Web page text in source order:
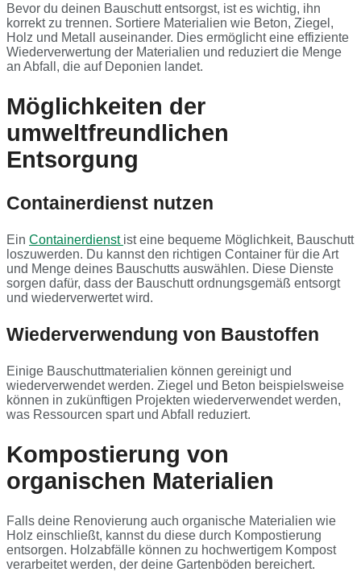
Bevor du deinen Bauschutt entsorgst, ist es wichtig, ihn
korrekt zu trennen. Sortiere Materialien wie Beton, Ziegel,
Holz und Metall auseinander. Dies ermöglicht eine effiziente
Wiederverwertung der Materialien und reduziert die Menge
an Abfall, die auf Deponien landet.
Möglichkeiten der
umweltfreundlichen
Entsorgung
Containerdienst nutzen
Ein Containerdienst ist eine bequeme Möglichkeit, Bauschutt
loszuwerden. Du kannst den richtigen Container für die Art
und Menge deines Bauschutts auswählen. Diese Dienste
sorgen dafür, dass der Bauschutt ordnungsgemäß entsorgt
und wiederverwertet wird.
Wiederverwendung von Baustoffen
Einige Bauschuttmaterialien können gereinigt und
wiederverwendet werden. Ziegel und Beton beispielsweise
können in zukünftigen Projekten wiederverwendet werden,
was Ressourcen spart und Abfall reduziert.
Kompostierung von
organischen Materialien
Falls deine Renovierung auch organische Materialien wie
Holz einschließt, kannst du diese durch Kompostierung
entsorgen. Holzabfälle können zu hochwertigem Kompost
verarbeitet werden, der deine Gartenböden bereichert.